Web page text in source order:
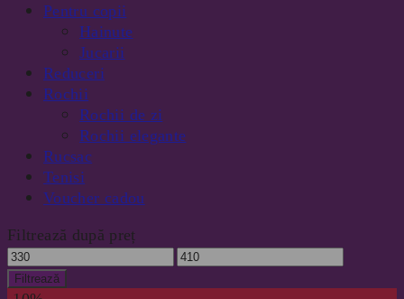
Pentru copii
Hainute
Jucarii
Reduceri
Rochii
Rochii de zi
Rochii elegante
Rucsac
Tenisi
Voucher cadou
Filtrează după preț
Preț
minim
Preț
Filtrează